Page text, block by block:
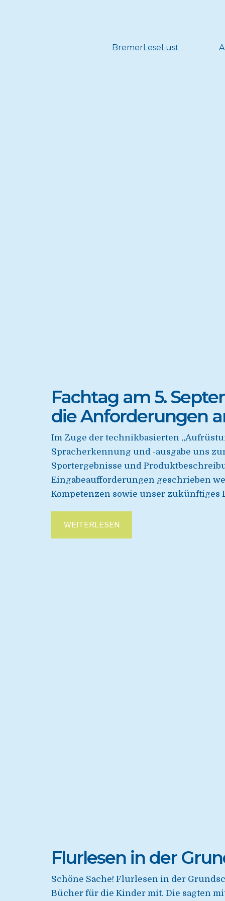
BremerLeseLust
Fachtag am 5.
die Anforderungen
Im Zuge der technikbasierten
Spracherkennung und -ausgabe uns
Sportergebnisse und
Eingabeaufforderungen geschrieben
Kompetenzen sowie unser zukünftiges
WEITERLESEN
Flurlesen in der
Schöne Sache! Flurlesen in der
Bücher für die Kinder mit. Die sagten